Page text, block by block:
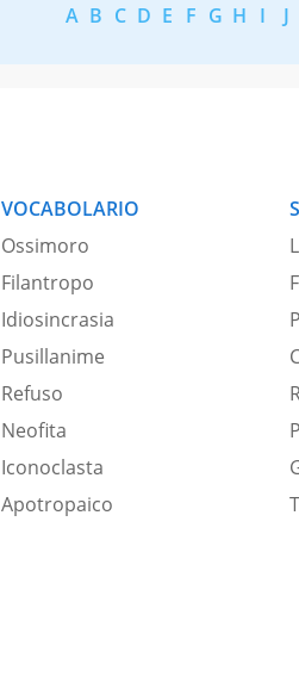
A B C D E F G H I J
VOCABOLARIO
Ossimoro
Filantropo
Idiosincrasia
Pusillanime
Refuso
Neofita
Iconoclasta
Apotropaico